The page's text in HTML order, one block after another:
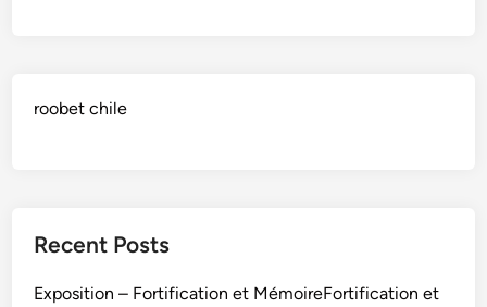
roobet chile
Recent Posts
Exposition – Fortification et MémoireFortification et